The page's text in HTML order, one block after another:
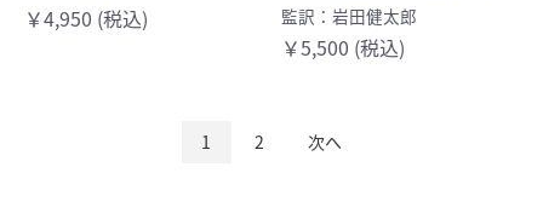
￥4,950 (税込) 監訳：岩田健太郎
￥5,500 (税込)
1 2 次へ